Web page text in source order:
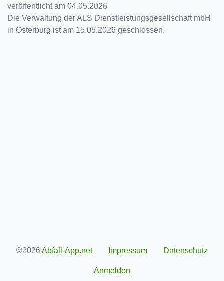
veröffentlicht am 04.05.2026
Die Verwaltung der ALS Dienstleistungsgesellschaft mbH
in Osterburg ist am 15.05.2026 geschlossen.
©2026 Abfall-App.net Impressum Datenschutz
Anmelden